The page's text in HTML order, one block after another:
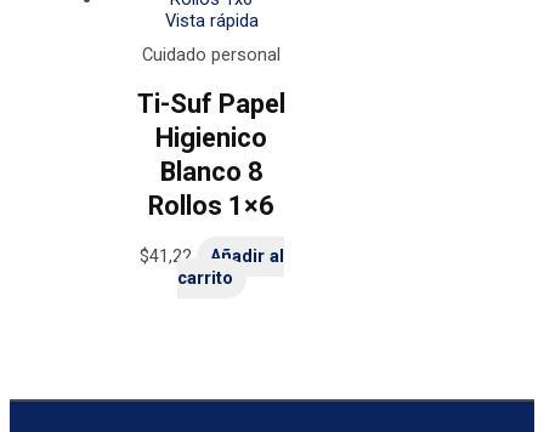
Vista rápida
Cuidado personal
Ti-Suf Papel
Higienico
Blanco 8
Rollos 1×6
$41,22
Añadir al
carrito